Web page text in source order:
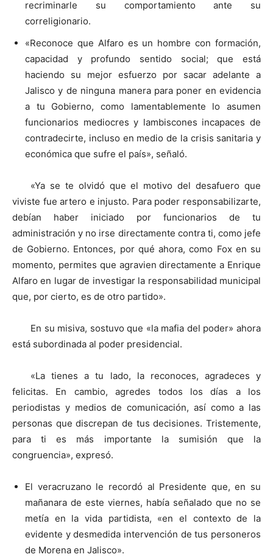
recriminarle su comportamiento ante su
correligionario.
«Reconoce que Alfaro es un hombre con formación,
capacidad y profundo sentido social; que está
haciendo su mejor esfuerzo por sacar adelante a
Jalisco y de ninguna manera para poner en evidencia
a tu Gobierno, como lamentablemente lo asumen
funcionarios mediocres y lambiscones incapaces de
contradecirte, incluso en medio de la crisis sanitaria y
económica que sufre el país», señaló.
«Ya se te olvidó que el motivo del desafuero que
viviste fue artero e injusto. Para poder responsabilizarte,
debían haber iniciado por funcionarios de tu
administración y no irse directamente contra ti, como jefe
de Gobierno. Entonces, por qué ahora, como Fox en su
momento, permites que agravien directamente a Enrique
Alfaro en lugar de investigar la responsabilidad municipal
que, por cierto, es de otro partido».
En su misiva, sostuvo que «la mafia del poder» ahora
está subordinada al poder presidencial.
«La tienes a tu lado, la reconoces, agradeces y
felicitas. En cambio, agredes todos los días a los
periodistas y medios de comunicación, así como a las
personas que discrepan de tus decisiones. Tristemente,
para ti es más importante la sumisión que la
congruencia», expresó.
El veracruzano le recordó al Presidente que, en su
mañanara de este viernes, había señalado que no se
metía en la vida partidista, «en el contexto de la
evidente y desmedida intervención de tus personeros
de Morena en Jalisco».